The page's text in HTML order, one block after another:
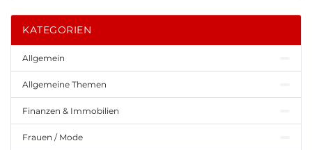
KATEGORIEN
Allgemein
Allgemeine Themen
Finanzen & Immobilien
Frauen / Mode